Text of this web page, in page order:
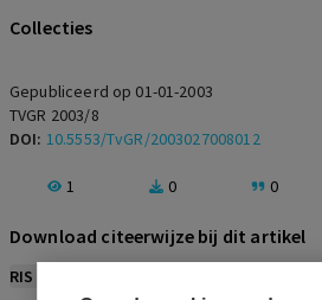
wetenschap
Collecties
Gepubliceerd op 01-01-2003
TVGR 2003/8
DOI: 10.5553/TvGR/2003027008012
1 0 0
Download citeerwijze bij dit artikel
RIS